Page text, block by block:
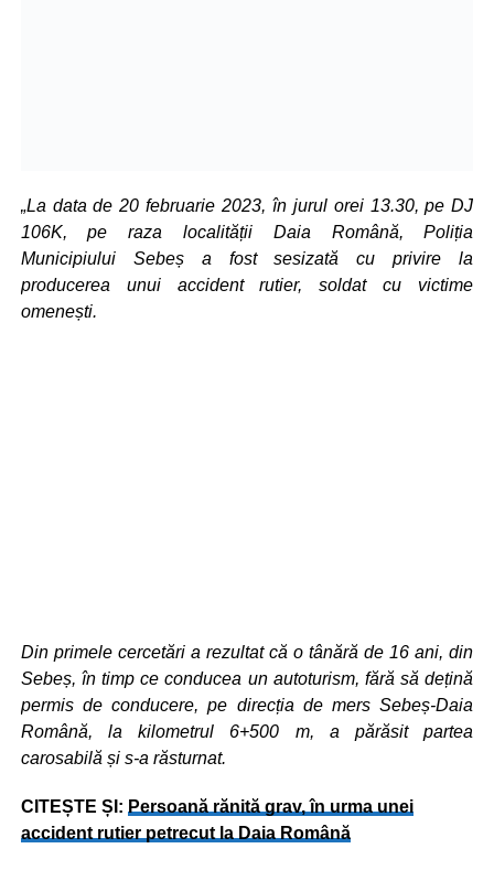
„La data de 20 februarie 2023, în jurul orei 13.30, pe DJ
106K, pe raza localității Daia Română, Poliția
Municipiului Sebeș a fost sesizată cu privire la
producerea unui accident rutier, soldat cu victime
omenești.
Din primele cercetări a rezultat că o tânără de 16 ani, din
Sebeș, în timp ce conducea un autoturism, fără să dețină
permis de conducere, pe direcția de mers Sebeș-Daia
Română, la kilometrul 6+500 m, a părăsit partea
carosabilă și s-a răsturnat.
CITEȘTE ȘI: Persoană rănită grav, în urma unei
accident rutier petrecut la Daia Română